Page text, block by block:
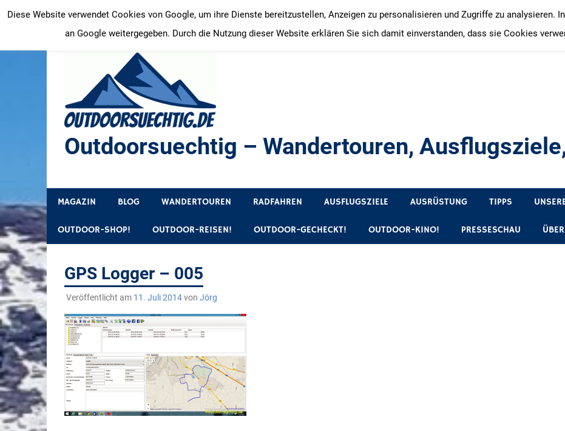
Inhalt
springen
Outdoorsuechtig – Wandertouren,
MAGAZIN BLOG WANDERTOUREN RADFAHREN AUSFLUGSZIELE AUSRÜSTUNG TIPPS
OUTDOOR-SHOP! OUTDOOR-REISEN! OUTDOOR-GECHECKT! OUTDOOR-KINO! PRESSESCHAU
GPS Logger – 005
Veröffentlicht am 11. Juli 2014von Jörg
Diese Website verwendet Cookies von Google, um ihre Dienste bereitzustellen, Anzeigen zu personalisieren und Zugriffe zu analysieren.
an Google weitergegeben. Durch die Nutzung dieser Website erklären Sie sich damit einverstanden, dass sie Cookies